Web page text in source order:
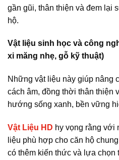
gần gũi, thân thiện và đem lại
hộ.
Vật liệu sinh học và công
xi măng nhẹ, gỗ kỹ thuật)
Những vật liệu này giúp nâng
cách âm, đồng thời thân thiện
hướng sống xanh, bền vững
Vật Liệu HD hy vọng rằng với
liệu phù hợp cho căn hộ
có thêm kiến thức và lựa chọn